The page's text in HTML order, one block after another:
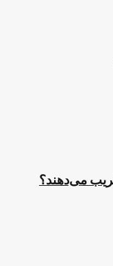
می‌دهند؟